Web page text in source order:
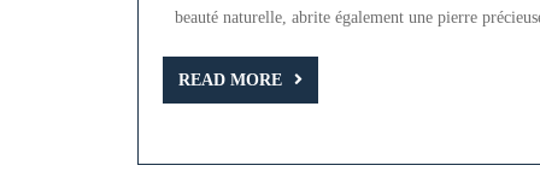
la
beauté naturelle, abrite également une pierre
READ MORE
READ
MORE